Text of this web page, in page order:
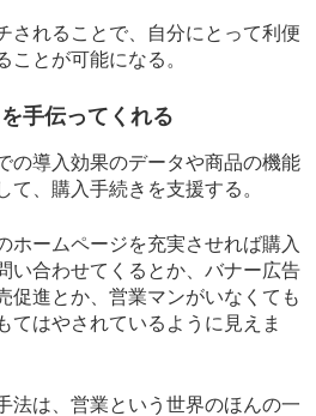
れることで、自分にとって利便
ことが可能になる。
手伝ってくれる
導入効果のデータや商品の機能
て、購入手続きを支援する。
ームページを充実させれば購入
い合わせてくるとか、バナー広告
促進とか、営業マンがいなくても
てはやされているように見えま
は、営業という世界のほんの一